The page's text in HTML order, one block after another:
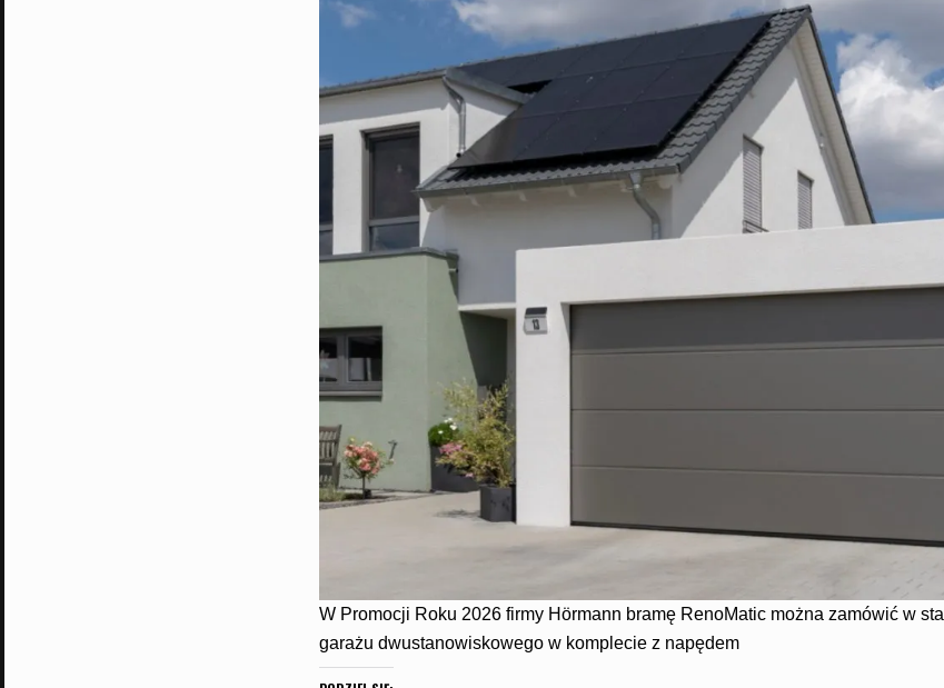
W Promocji Roku 2026 firmy Hörmann bramę RenoMatic można zamówić w
garażu dwustanowiskowego w komplecie z napędem